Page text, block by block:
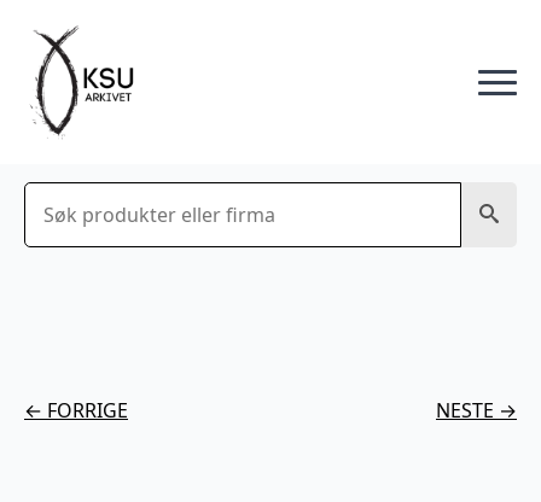
Søk
← FORRIGE NESTE →